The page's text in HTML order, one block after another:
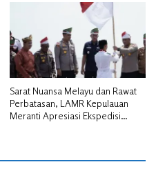
Sarat Nuansa Melayu dan Rawat
Perbatasan, LAMR Kepulauan
Meranti Apresiasi Ekspedisi